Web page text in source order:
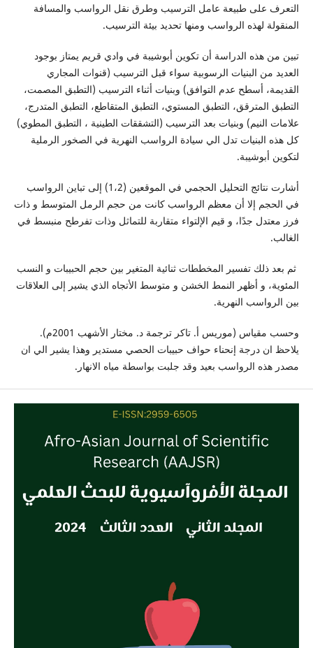
التعرف على طبيعة عامل الترسيب وطرق نقل الرواسب والمسافة
المنقولة لهذه الرواسب ومنها تحديد بيئة الترسيب.
تبين من هذه الدراسة أن تكوين أبوشيبة في وادي قريم يمتاز بوجود
العديد من البنيات الرسوبية سواء قبل الترسيب (قنوات المجاري
القديمة، أسطح عدم التوافق) وبنيات أثناء الترسيب (التطبق المصمت،
التطبق المترقق، التطبق المستوي، التطبق المتقاطع، التطبق المتدرج،
علامات النيم) وبنيات بعد الترسيب (التشققات الطينية ، التطبق المطوي)
كل هذه البنيات تدل الي سيادة الرواسب النهرية في الصخور الرملية
لتكوين أبوشيبة.
أشارت نتائج التحليل الحجمي في الموقعين (1،2) إلى تباين الرواسب
في الحجم إلا أن معظم الرواسب كانت من حجم الرمل المتوسط و ذات
فرز معتدل جدًا، و قيم الإلتواء متقاربة للتماثل وذات تفرطح منبسط في
الغالب.
ثم بعد ذلك تفسير المخططات ثنائية المتغير بين حجم الحبيبات و النسب
المئوية، و أظهر النمط الخشن و متوسط الأتجاه الذي يشير إلى العلاقات
بين الرواسب النهرية.
وحسب مقياس (موريس أ. تاكر ترجمة د. مختار الأشهب 2001م).
يلاحظ ان درجة إنحناء حواف حبيبات الحصي مستدير وهذا يشير الي ان
مصدر هذه الرواسب بعيد وقد جلبت بواسطة مياه الانهار.